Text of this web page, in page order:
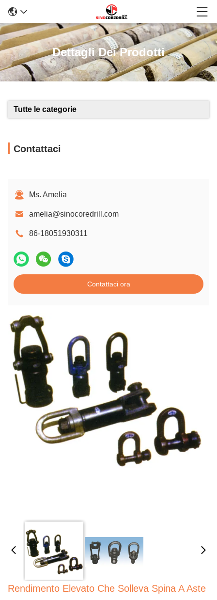
Dettagli Dei Prodotti
Tutte le categorie
Contattaci
Ms. Amelia
amelia@sinocoredrill.com
86-18051930311
Contattaci ora
Rendimento Elevato Che Solleva Spina A Aste